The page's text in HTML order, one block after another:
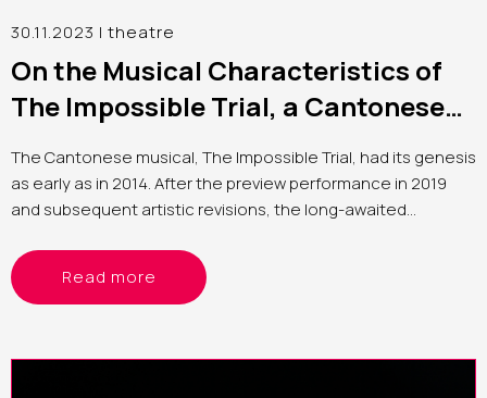
30.11.2023 | theatre
On the Musical Characteristics of
The Impossible Trial, a Cantonese
The Cantonese musical, The Impossible Trial, had its genesis
as early as in 2014. After the preview performance in 2019
and subsequent artistic revisions, the long-awaited
a span of eight years since the commencement of the
preparation work
Read more